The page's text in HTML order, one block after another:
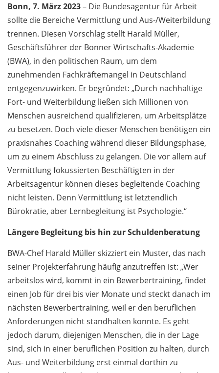
Bonn, 7. März 2023– Die Bundesagentur für Arbeit
sollte die Bereiche Vermittlung und Aus-/Weiterbildung
trennen. Diesen Vorschlag stellt Harald Müller,
Geschäftsführer der Bonner Wirtschafts-Akademie
(BWA), in den politischen Raum, um dem
zunehmenden Fachkräftemangel in Deutschland
entgegenzuwirken. Er begründet: „Durch nachhaltige
Fort- und Weiterbildung ließen sich Millionen von
Menschen ausreichend qualifizieren, um Arbeitsplätze
zu besetzen. Doch viele dieser Menschen benötigen ein
praxisnahes Coaching während dieser Bildungsphase,
um zu einem Abschluss zu gelangen. Die vor allem auf
Vermittlung fokussierten Beschäftigten in der
Arbeitsagentur können dieses begleitende Coaching
nicht leisten. Denn Vermittlung ist letztendlich
Bürokratie, aber Lernbegleitung ist Psychologie.“
Längere Begleitung bis hin zur Schuldenberatung
BWA-Chef Harald Müller skizziert ein Muster, das nach
seiner Projekterfahrung häufig anzutreffen ist: „Wer
arbeitslos wird, kommt in ein Bewerbertraining, findet
einen Job für drei bis vier Monate und steckt danach im
nächsten Bewerbertraining, weil er den beruflichen
Anforderungen nicht standhalten konnte. Es geht
jedoch darum, diejenigen Menschen, die in der Lage
sind, sich in einer beruflichen Position zu halten, durch
Aus- und Weiterbildung erst einmal dorthin zu